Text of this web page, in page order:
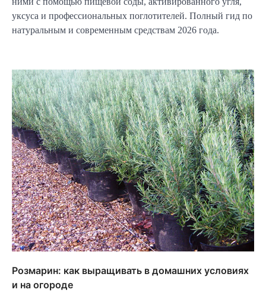
уксуса и профессиональных поглотителей. Полный гид по
натуральным и современным средствам 2026 года.
Розмарин: как выращивать в домашних условиях
и на огороде